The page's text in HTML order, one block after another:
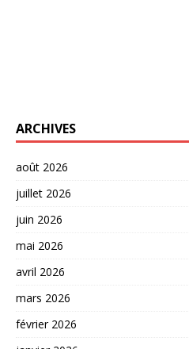
ARCHIVES
août 2026
juillet 2026
juin 2026
mai 2026
avril 2026
mars 2026
février 2026